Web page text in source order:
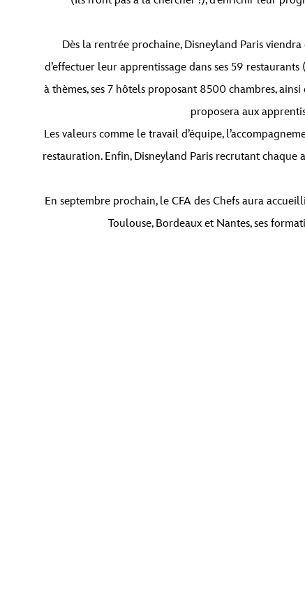
Dès la rentrée prochaine, Disneyland Paris
d’effectuer leur apprentissage dans ses 59
à thèmes, ses 7 hôtels proposant 8500 chambres,
proposera aux
Les valeurs comme le travail d’équipe,
restauration. Enfin, Disneyland Paris recrutant
En septembre prochain, le CFA des Chefs aura
Toulouse, Bordeaux et Nantes, ses